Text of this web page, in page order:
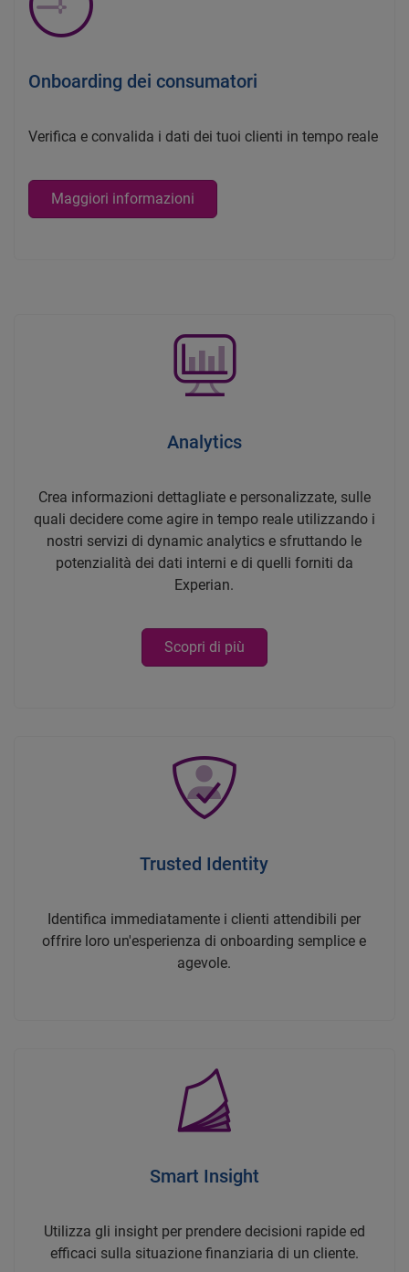
Onboarding dei consumatori
Verifica e convalida i dati dei tuoi clienti in tempo reale
Maggiori informazioni
Analytics
Crea informazioni dettagliate e personalizzate, sulle
quali decidere come agire in tempo reale utilizzando i
nostri servizi di dynamic analytics e sfruttando le
potenzialità dei dati interni e di quelli forniti da
Experian.
Scopri di più
Trusted Identity
Identifica immediatamente i clienti attendibili per
offrire loro un'esperienza di onboarding semplice e
agevole.
Smart Insight
Utilizza gli insight per prendere decisioni rapide ed
efficaci sulla situazione finanziaria di un cliente.